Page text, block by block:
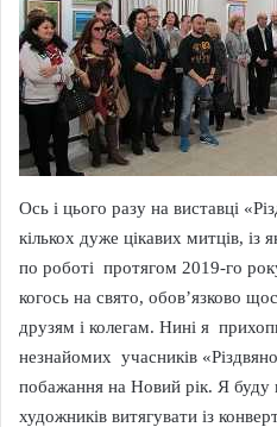
Ось і цього разу на виставці
кількох дуже цікавих митців, із
по роботі протягом 2019-го
когось на свято, обов’язково
друзям і колегам. Нині я
незнайомих учасників
побажання на Новий рік. Я буду
художників витягувати із